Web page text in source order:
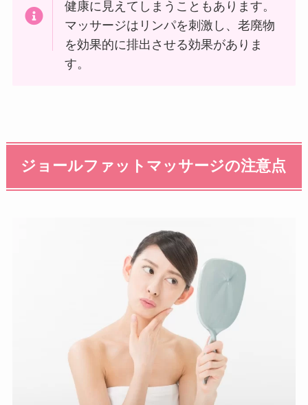
健康に見えてしまうこともあります。
マッサージはリンパを刺激し、老廃物
を効果的に排出させる効果がありま
す。
ジョールファットマッサージの注意点